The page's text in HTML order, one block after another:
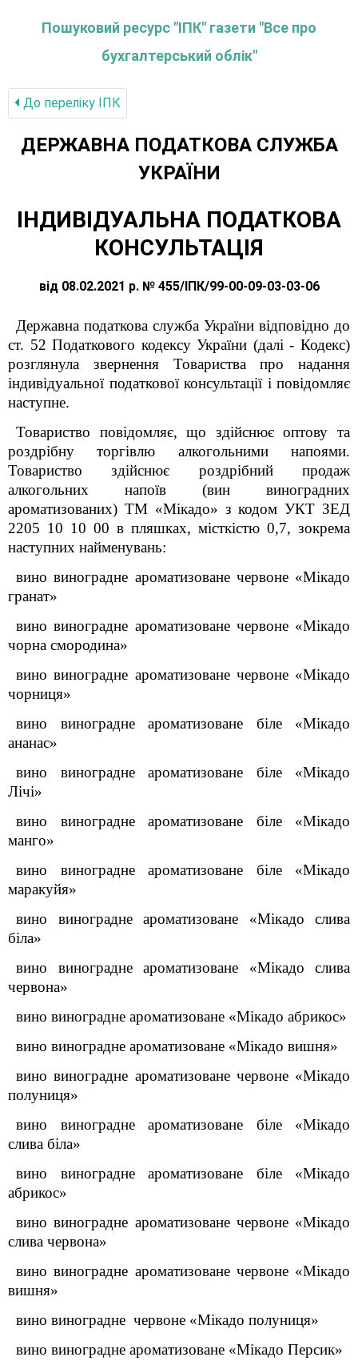
Пошуковий ресурс "ІПК" газети "Все про
бухгалтерський облік"
До переліку IПК
ДЕРЖАВНА ПОДАТКОВА СЛУЖБА
УКРАЇНИ
ІНДИВІДУАЛЬНА ПОДАТКОВА
КОНСУЛЬТАЦІЯ
від 08.02.2021 р. № 455/ІПК/99-00-09-03-03-06
Державна податкова служба України відповідно до
ст. 52 Податкового кодексу України (далі - Кодекс)
розглянула звернення Товариствапро надання
індивідуальної податкової консультації і повідомляє
наступне.
Товариство повідомляє, що здійснює оптову та
роздрібну торгівлю алкогольними напоями.
Товариство здійснює роздрібний продаж
алкогольних напоїв (вин виноградних
ароматизованих) ТМ «Мікадо» з кодом УКТ ЗЕД
2205 10 10 00 в пляшках, місткістю 0,7, зокрема
наступних найменувань:
вино виноградне ароматизоване червоне «Мікадо
гранат»
вино виноградне ароматизоване червоне «Мікадо
чорна смородина»
вино виноградне ароматизоване червоне «Мікадо
чорниця»
вино виноградне ароматизоване біле «Мікадо
ананас»
вино виноградне ароматизоване біле «Мікадо
Лічі»
вино виноградне ароматизоване біле «Мікадо
манго»
вино виноградне ароматизоване біле «Мікадо
маракуйя»
вино виноградне ароматизоване «Мікадо слива
біла»
вино виноградне ароматизоване «Мікадо слива
червона»
вино виноградне ароматизоване «Мікадо абрикос»
вино виноградне ароматизоване «Мікадо вишня»
вино виноградне ароматизоване червоне «Мікадо
полуниця»
вино виноградне ароматизоване біле «Мікадо
слива біла»
вино виноградне ароматизоване біле «Мікадо
абрикос»
вино виноградне ароматизоване червоне «Мікадо
слива червона»
вино виноградне ароматизоване червоне «Мікадо
вишня»
вино виноградне червоне «Мікадо полуниця»
вино виноградне ароматизоване «Мікадо Персик»